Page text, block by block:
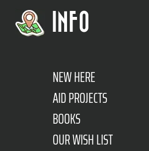
INFO
NEW HERE
AID PROJECTS
BOOKS
OUR WISH LIST